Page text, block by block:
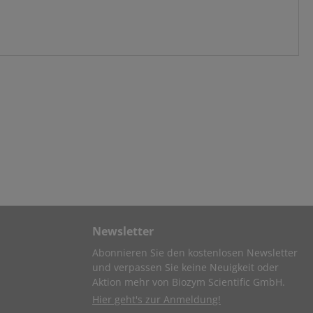
Newsletter
Abonnieren Sie den kostenlosen Newsletter
und verpassen Sie keine Neuigkeit oder
Aktion mehr von Biozym Scientific GmbH.
Hier geht's zur Anmeldung!